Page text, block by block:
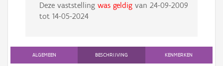
Deze vaststelling was geldigvan 24-09-2009
tot 14-05-2024
ALGEMEEN BESCHRIJVING KENMERKEN